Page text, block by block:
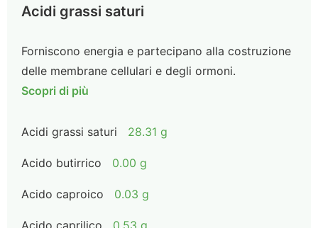
Acidi grassi saturi
Forniscono energia e partecipano alla costruzione
delle membrane cellulari e degli ormoni.
Scopri di più
Acidi grassi saturi 28.31 g
Acido butirrico 0.00 g
Acido caproico 0.03 g
Acido caprilico 0.53 g